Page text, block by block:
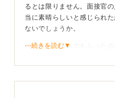
るとは限りません。面接官
当に素晴らしいと感じられ
ないでしょうか。
そのため、褒めてもらった
かしていきましょう。
⋯続きを読む▼